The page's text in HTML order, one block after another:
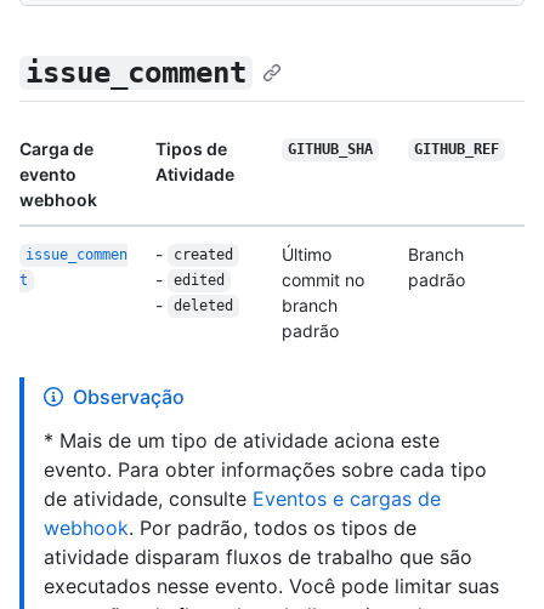
issue_comment
Carga de
evento
webhook
Tipos de
Atividade
GITHUB_SHA GITHUB_REF
issue_commen
t
- created
- edited
- deleted
Último
commit no
branch
padrão
Branch
padrão
Observação
* Mais de um tipo de atividade aciona este
evento. Para obter informações sobre cada tipo
de atividade, consulte Eventos e cargas de
webhook. Por padrão, todos os tipos de
atividade disparam fluxos de trabalho que são
executados nesse evento. Você pode limitar suas